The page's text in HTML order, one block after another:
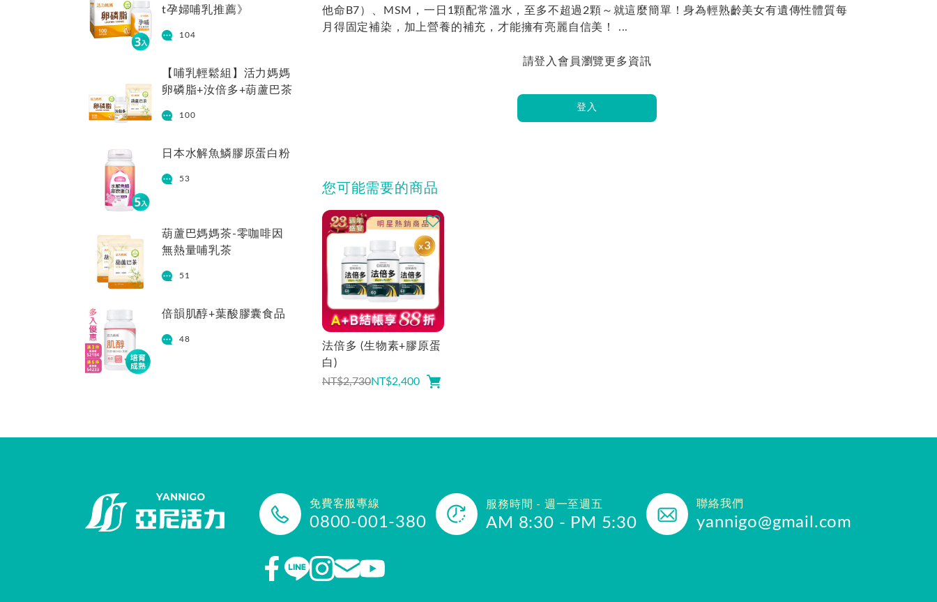
t孕婦哺乳推薦》
104
【哺乳輕鬆組】活力媽媽
卵磷脂+汝倍多+葫蘆巴茶
100
日本水解魚鱗膠原蛋白粉
53
葫蘆巴媽媽茶-零咖啡因
無熱量哺乳茶
51
倍韻肌醇+葉酸膠囊食品
48
他命B7）、MSM，一日1顆配常溫水，至多不超過2顆～就這麼簡單！身為輕熟齡美女有遺傳性體質每
月得固定補染，加上營養的補充，才能擁有亮麗自信美！ ...
請登入會員瀏覽更多資訊
登入
您可能需要的商品
法倍多 (生物素+膠原蛋
白)
NT$2,730NT$2,400
免費客服專線
0800-001-380
服務時間 - 週一至週五
AM 8:30 - PM 5:30
聯絡我們
yannigo@gmail.com